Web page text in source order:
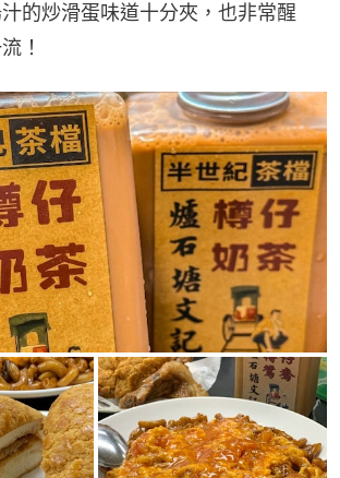
的炒滑蛋味道十分夾，也非常醒
！